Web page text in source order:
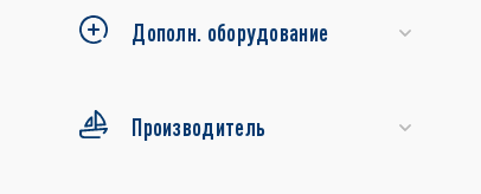
Дополн. оборудование
Производитель